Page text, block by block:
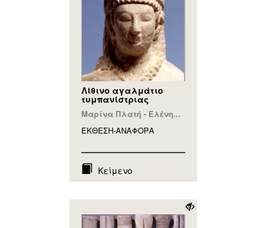
Λίθινο αγαλμάτιο
τυμπανίστριας
Μαρίνα Πλατή - Ελένη...
ΕΚΘΕΣΗ-ΑΝΑΦΟΡA
Κείμενο